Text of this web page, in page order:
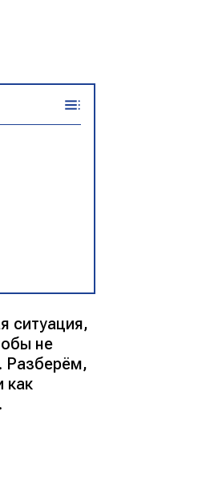
ситуация,
не
Разберём,
как